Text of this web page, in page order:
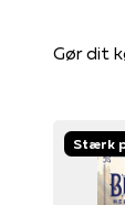
Gør dit
Stærk